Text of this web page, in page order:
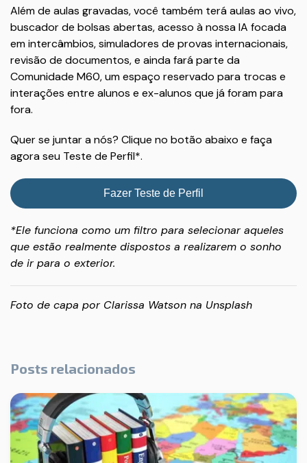
Além de aulas gravadas, você também terá aulas ao vivo,
buscador de bolsas abertas, acesso à nossa IA focada
em intercâmbios, simuladores de provas internacionais,
revisão de documentos, e ainda fará parte da
Comunidade M60, um espaço reservado para trocas e
interações entre alunos e ex-alunos que já foram para
fora.
Quer se juntar a nós? Clique no botão abaixo e faça
agora seu Teste de Perfil*.
Fazer Teste de Perfil
*Ele funciona como um filtro para selecionar aqueles
que estão realmente dispostos a realizarem o sonho
de ir para o exterior.
Foto de capa por Clarissa Watson na Unsplash
Posts relacionados